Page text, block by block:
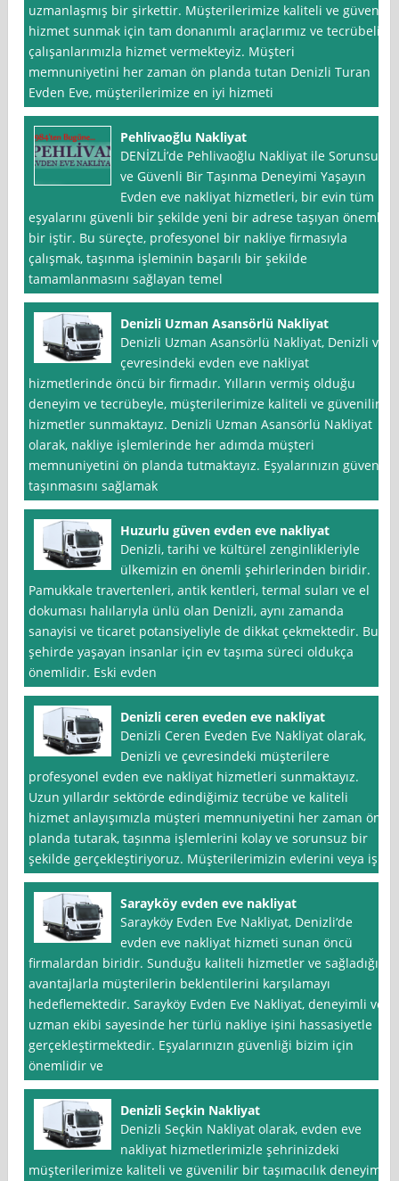
uzmanlaşmış bir şirkettir. Müşterilerimize kaliteli ve güvenli
hizmet sunmak için tam donanımlı araçlarımız ve tecrübeli
çalışanlarımızla hizmet vermekteyiz. Müşteri
memnuniyetini her zaman ön planda tutan Denizli Turan
Evden Eve, müşterilerimize en iyi hizmeti
Pehlivaoğlu Nakliyat
DENİZLİ’de Pehlivaoğlu Nakliyat ile Sorunsuz
ve Güvenli Bir Taşınma Deneyimi Yaşayın
Evden eve nakliyat hizmetleri, bir evin tüm
eşyalarını güvenli bir şekilde yeni bir adrese taşıyan önemli
bir iştir. Bu süreçte, profesyonel bir nakliye firmasıyla
çalışmak, taşınma işleminin başarılı bir şekilde
tamamlanmasını sağlayan temel
Denizli Uzman Asansörlü Nakliyat
Denizli Uzman Asansörlü Nakliyat, Denizli ve
çevresindeki evden eve nakliyat
hizmetlerinde öncü bir firmadır. Yılların vermiş olduğu
deneyim ve tecrübeyle, müşterilerimize kaliteli ve güvenilir
hizmetler sunmaktayız. Denizli Uzman Asansörlü Nakliyat
olarak, nakliye işlemlerinde her adımda müşteri
memnuniyetini ön planda tutmaktayız. Eşyalarınızın güvenli
taşınmasını sağlamak
Huzurlu güven evden eve nakliyat
Denizli, tarihi ve kültürel zenginlikleriyle
ülkemizin en önemli şehirlerinden biridir.
Pamukkale travertenleri, antik kentleri, termal suları ve el
dokuması halılarıyla ünlü olan Denizli, aynı zamanda
sanayisi ve ticaret potansiyeliyle de dikkat çekmektedir. Bu
şehirde yaşayan insanlar için ev taşıma süreci oldukça
önemlidir. Eski evden
Denizli ceren eveden eve nakliyat
Denizli Ceren Eveden Eve Nakliyat olarak,
Denizli ve çevresindeki müşterilere
profesyonel evden eve nakliyat hizmetleri sunmaktayız.
Uzun yıllardır sektörde edindiğimiz tecrübe ve kaliteli
hizmet anlayışımızla müşteri memnuniyetini her zaman ön
planda tutarak, taşınma işlemlerini kolay ve sorunsuz bir
şekilde gerçekleştiriyoruz. Müşterilerimizin evlerini veya iş
Sarayköy evden eve nakliyat
Sarayköy Evden Eve Nakliyat, Denizli‘de
evden eve nakliyat hizmeti sunan öncü
firmalardan biridir. Sunduğu kaliteli hizmetler ve sağladığı
avantajlarla müşterilerin beklentilerini karşılamayı
hedeflemektedir. Sarayköy Evden Eve Nakliyat, deneyimli ve
uzman ekibi sayesinde her türlü nakliye işini hassasiyetle
gerçekleştirmektedir. Eşyalarınızın güvenliği bizim için
önemlidir ve
Denizli Seçkin Nakliyat
Denizli Seçkin Nakliyat olarak, evden eve
nakliyat hizmetlerimizle şehrinizdeki
müşterilerimize kaliteli ve güvenilir bir taşımacılık deneyimi